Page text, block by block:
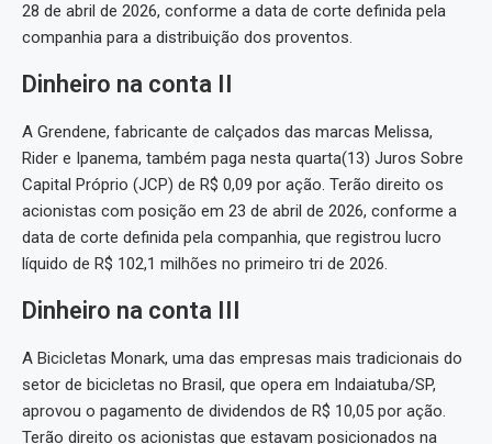
28 de abril de 2026, conforme a data de corte definida pela
companhia para a distribuição dos proventos.
Dinheiro na conta II
A Grendene, fabricante de calçados das marcas Melissa,
Rider e Ipanema, também paga nesta quarta(13) Juros Sobre
Capital Próprio (JCP) de R$ 0,09 por ação. Terão direito os
acionistas com posição em 23 de abril de 2026, conforme a
data de corte definida pela companhia, que registrou lucro
líquido de R$ 102,1 milhões no primeiro tri de 2026.
Dinheiro na conta III
A Bicicletas Monark, uma das empresas mais tradicionais do
setor de bicicletas no Brasil, que opera em Indaiatuba/SP,
aprovou o pagamento de dividendos de R$ 10,05 por ação.
Terão direito os acionistas que estavam posicionados na